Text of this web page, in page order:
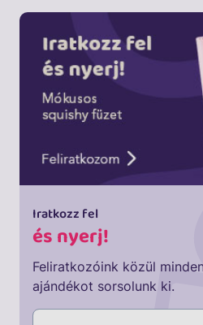
Iratkozz fel
és nyerj!
Feliratkozóink közül
ajándékot sorsolunk ki.